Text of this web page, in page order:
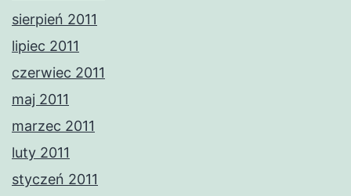
sierpień 2011
lipiec 2011
czerwiec 2011
maj 2011
marzec 2011
luty 2011
styczeń 2011